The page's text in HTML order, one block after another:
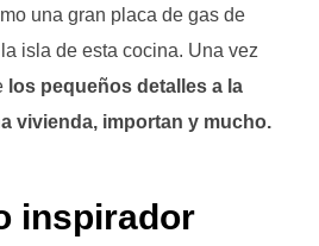
una gran placa de gas de
isla de esta cocina. Una vez
los pequeños detalles a la
vivienda, importan y mucho.
inspirador